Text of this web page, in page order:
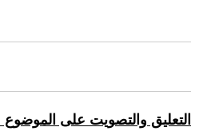
التعليق والتصويت على